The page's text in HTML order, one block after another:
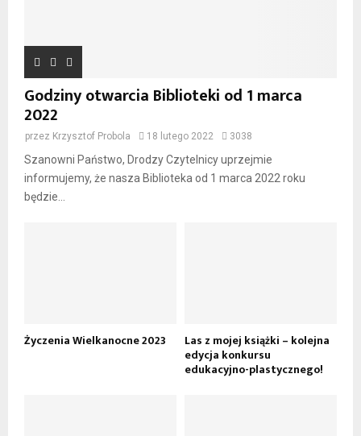
Godziny otwarcia Biblioteki od 1 marca
2022
przez Krzysztof Probola 18 lutego 2022 3038
Szanowni Państwo, Drodzy Czytelnicy uprzejmie
informujemy, że nasza Biblioteka od 1 marca 2022 roku
będzie...
Życzenia Wielkanocne 2023 Las z mojej książki – kolejna
edycja konkursu
edukacyjno-plastycznego!